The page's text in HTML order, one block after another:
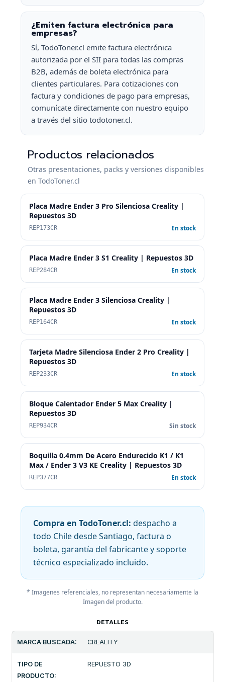
¿Emiten factura electrónica para
empresas?
Sí, TodoToner.cl emite factura electrónica
autorizada por el SII para todas las compras
B2B, además de boleta electrónica para
clientes particulares. Para cotizaciones con
factura y condiciones de pago para empresas,
comunícate directamente con nuestro equipo
a través del sitio todotoner.cl.
Productos relacionados
Otras presentaciones, packs y versiones disponibles
en TodoToner.cl
Placa Madre Ender 3 Pro Silenciosa Creality |
Repuestos 3D
REP173CR En stock
Placa Madre Ender 3 S1 Creality | Repuestos 3D
REP284CR En stock
Placa Madre Ender 3 Silenciosa Creality |
Repuestos 3D
REP164CR En stock
Tarjeta Madre Silenciosa Ender 2 Pro Creality |
Repuestos 3D
REP233CR En stock
Bloque Calentador Ender 5 Max Creality |
Repuestos 3D
REP934CR Sin stock
Boquilla 0.4mm De Acero Endurecido K1 / K1
Max / Ender 3 V3 KE Creality | Repuestos 3D
REP377CR En stock
Compra en TodoToner.cl: despacho a
todo Chile desde Santiago, factura o
boleta, garantía del fabricante y soporte
técnico especializado incluido.
* Imagenes referenciales, no representan necesariamente la
Imagen del producto.
DETALLES
MARCA BUSCADA: CREALITY
TIPO DE
PRODUCTO:
REPUESTO 3D